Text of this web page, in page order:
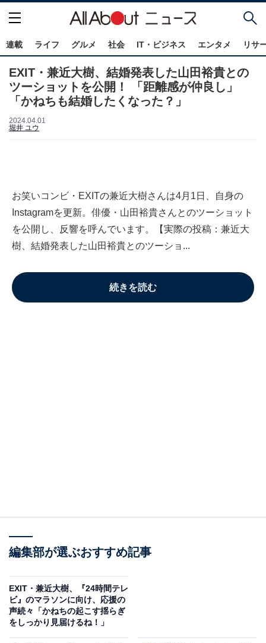
連載 ライフ グルメ 社会 IT・ビジネス エンタメ リサ
EXIT・兼近大樹、結婚発表した山田裕貴との
ツーショットを公開！ 「距離感が仲良し」
「かねちも結婚したくなった？」
2024.04.01
堀井 ユウ
お笑いコンビ・EXITの兼近大樹さんは4月1日、自身の
Instagramを更新。俳優・山田裕貴さんとのツーショット
を公開し、反響を呼んでいます。【実際の投稿：兼近大
樹、結婚発表した山田裕貴とのツーショ...
続きを読む
編集部が選ぶおすすめ記事
EXIT・兼近大樹、『24時間テレ
ビ』のマラソンに向け、応援の
声続々「かねちの起こす揺らぎ
をしっかり見届けるね！」